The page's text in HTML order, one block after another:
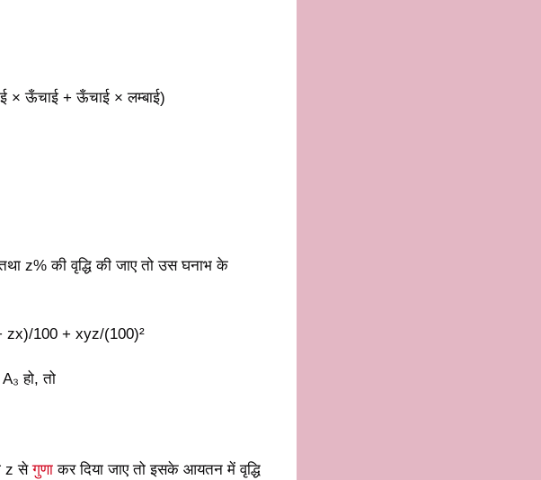
× ऊँचाई + ऊँचाई × लम्बाई)
z% की वृद्धि की जाए तो उस घनाभ के
zx)/100 + xyz/(100)²
हो, तो
z सेगुणा कर दिया जाए तो इसके आयतन में वृद्धि